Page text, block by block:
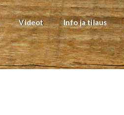
Videot Info ja tilaus